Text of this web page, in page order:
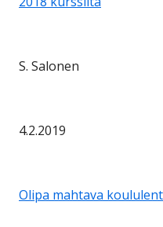
S. Salonen
4.2.2019
Olipa mahtava